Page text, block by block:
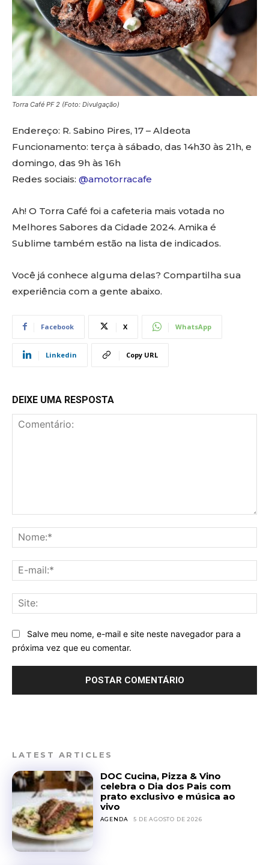
Torra Café PF 2 (Foto: Divulgação)
Endereço: R. Sabino Pires, 17 – Aldeota
Funcionamento: terça à sábado, das 14h30 às 21h, e
domingo, das 9h às 16h
Redes sociais: @amotorracafe
Ah! O Torra Café foi a cafeteria mais votada no
Melhores Sabores da Cidade 2024. Amika é
Sublime também estão na lista de indicados.
Você já conhece alguma delas? Compartilha sua
experiência com a gente abaixo.
Facebook X WhatsApp
Linkedin Copy URL
DEIXE UMA RESPOSTA
Salve meu nome, e-mail e site neste navegador para a
próxima vez que eu comentar.
LATEST ARTICLES
DOC Cucina, Pizza & Vino
celebra o Dia dos Pais com
prato exclusivo e música ao
vivo
AGENDA 5 DE AGOSTO DE 2026